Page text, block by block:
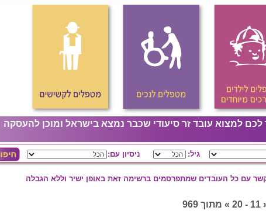
לכם למצוא עובד זר סיעודי שכבר נמצא בישראל ומוכן להעסקה
גיל: ניסיון עם:
קשר עם כל העובדים שמתפרסמים ברשימה זאת באופן ישיר וללא הגבלה